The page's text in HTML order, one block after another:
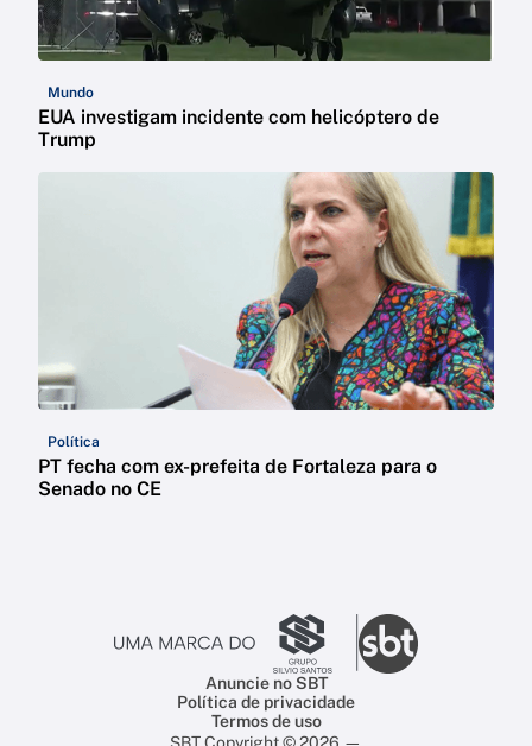
Mundo
EUA investigam incidente com helicóptero de
Trump
Política
PT fecha com ex-prefeita de Fortaleza para o
Senado no CE
Anuncie no SBT
Política de privacidade
Termos de uso